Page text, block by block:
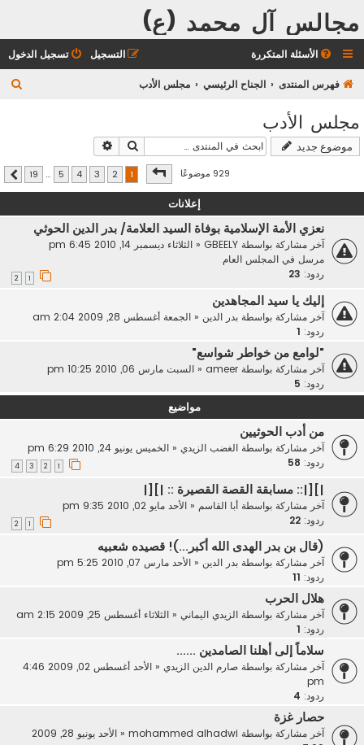
مجالس آل محمد (ع)
الأسئلة المتكررة تسجيل الدخول التسجيل
فهرس المنتدى الجناح الرئيسي مجلس الأدب
ب
مجلس الأدب
موضوع جديد بحث
929 موضوعًا صفحة1 من19
2
3
4
5
…
19 التالي
إعلانات
نعزي الأمة الإسلامية بوفاة السيد العلامة/ بدر الدين الحوثي
آخر مشاركة بواسطة GBEELY
« الثلاثاء ديسمبر 14, 2010 6:45 pm
مرسل في المجلس العام
ردود: 23
إليك يا سيد المجاهدين
آخر مشاركة بواسطة بدر الدين« الجمعة أغسطس 28, 2009 2:04 am
ردود:
"لوامع من خواطر شواسع"
آخر مشاركة بواسطة ameer
« السبت مارس 06, 2010 10:25 pm
ردود: 5
مواضيع
من أدب الحوثيين
آخر مشاركة بواسطة الغضب الزيدي« الخميس يونيو 24, 2010 6:29 pm
ردود: 58
3
4
|][|:: مسابقة القصة القصيرة :: |][|
آخر مشاركة بواسطة أبا القاسم« الأحد مايو 02, 2010 9:35 pm
ردود: 22
(قال بن بدر الهدى الله أكبر...)! قصيده شعبيه
آخر مشاركة بواسطة بدر الدين« الأحد مارس 07, 2010 5:25 pm
ردود: 11
هلال الحرب
آخر مشاركة بواسطة الزيدي اليماني« الثلاثاء أغسطس 25, 2009 2:15 am
ردود:
سلاماً إلى أهلنا الصامدين ......
آخر مشاركة بواسطة صارم الدين الزيدي«
الأحد أغسطس 02, 2009 4:46
pm
ردود: 4
حصار غزة
آخر مشاركة بواسطة mohammed alhadwi
«
الأحد يونيو 28, 2009